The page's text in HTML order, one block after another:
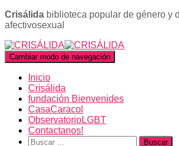
Crisálida biblioteca popular de género y
afectivosexual
Cambiar modo de navegación
Inicio
Crisálida
fundación Bienvenides
CasaCaracol
ObservatorioLGBT
Contactanos!
Buscar: